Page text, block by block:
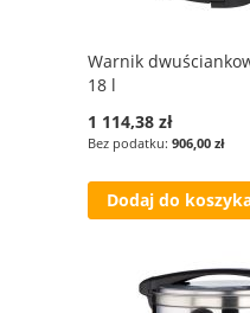
Warnik
18 l
1 114,38 zł
906,00 zł
Dodaj do